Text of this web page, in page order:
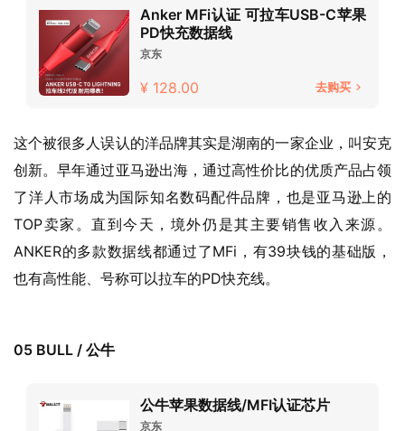
Anker MFi认证 可拉车USB-C苹果
PD快充数据线
京东
¥ 128.00 去购买
这个被很多人误认的洋品牌其实是湖南的一家企业，叫安克
创新。早年通过亚马逊出海，通过高性价比的优质产品占领
了洋人市场成为国际知名数码配件品牌，也是亚马逊上的
TOP卖家。直到今天，境外仍是其主要销售收入来源。
ANKER的多款数据线都通过了MFi，有39块钱的基础版，
也有高性能、号称可以拉车的PD快充线。
05 BULL / 公牛
公牛苹果数据线/MFI认证芯片
京东